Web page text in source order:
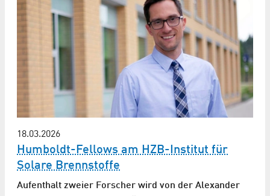
18.03.2026
Humboldt-Fellows am HZB-Institut für
Solare Brennstoffe
Aufenthalt zweier Forscher wird von der Alexander